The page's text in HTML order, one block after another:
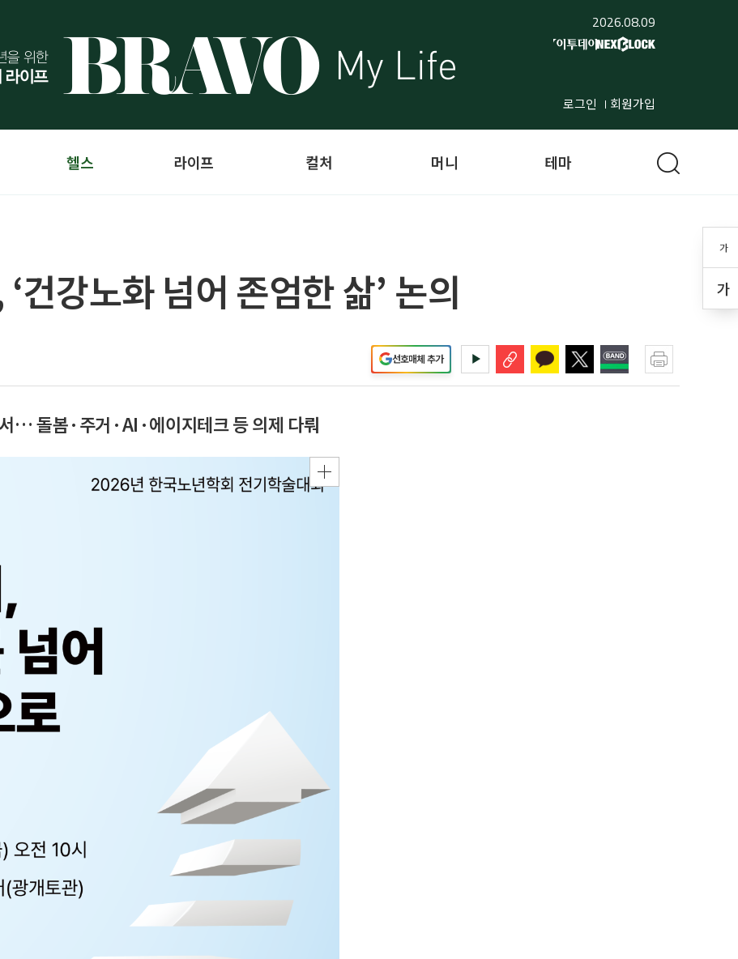
2026.08.09
로그인 회원가입
가
가
헬스 라이프 컬처 머니 테마
건강노화 넘어 존엄한 삶’ 논의
선호매체 추가
… 돌봄·주거·AI·에이지테크 등 의제 다뤄